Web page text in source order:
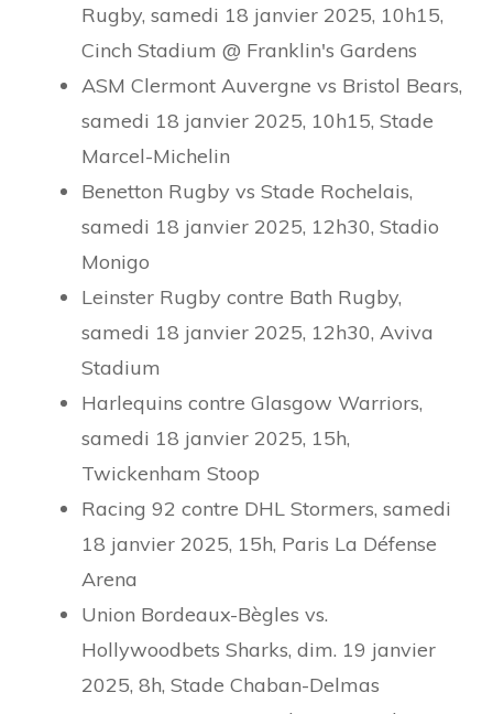
Rugby, samedi 18 janvier 2025, 10h15,
Cinch Stadium @ Franklin's Gardens
ASM Clermont Auvergne vs Bristol Bears,
samedi 18 janvier 2025, 10h15, Stade
Marcel-Michelin
Benetton Rugby vs Stade Rochelais,
samedi 18 janvier 2025, 12h30, Stadio
Monigo
Leinster Rugby contre Bath Rugby,
samedi 18 janvier 2025, 12h30, Aviva
Stadium
Harlequins contre Glasgow Warriors,
samedi 18 janvier 2025, 15h,
Twickenham Stoop
Racing 92 contre DHL Stormers, samedi
18 janvier 2025, 15h, Paris La Défense
Arena
Union Bordeaux-Bègles vs.
Hollywoodbets Sharks, dim. 19 janvier
2025, 8h, Stade Chaban-Delmas